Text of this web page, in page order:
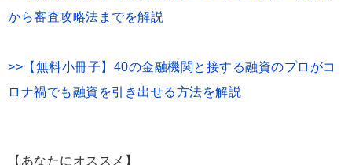
から審査攻略法までを解説
>>【無料小冊子】40の金融機関と接する融資のプロがコ
ロナ禍でも融資を引き出せる方法を解説
【あなたにオススメ】